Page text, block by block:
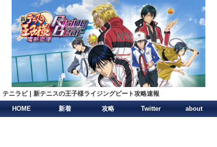
テニラビ | 新テニスの王子様ライジングビート攻略速報
HOME 新着 攻略 Twitter about